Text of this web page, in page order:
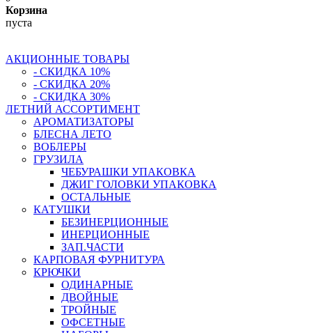
Корзина
пуста
АКЦИОННЫЕ ТОВАРЫ
- СКИДКА 10%
- СКИДКА 20%
- СКИДКА 30%
ЛЕТНИЙ АССОРТИМЕНТ
АРОМАТИЗАТОРЫ
БЛЕСНА ЛЕТО
ВОБЛЕРЫ
ГРУЗИЛА
ЧЕБУРАШКИ УПАКОВКА
ДЖИГ ГОЛОВКИ УПАКОВКА
ОСТАЛЬНЫЕ
КАТУШКИ
БЕЗИНЕРЦИОННЫЕ
ИНЕРЦИОННЫЕ
ЗАП.ЧАСТИ
КАРПОВАЯ ФУРНИТУРА
КРЮЧКИ
ОДИНАРНЫЕ
ДВОЙНЫЕ
ТРОЙНЫЕ
ОФСЕТНЫЕ